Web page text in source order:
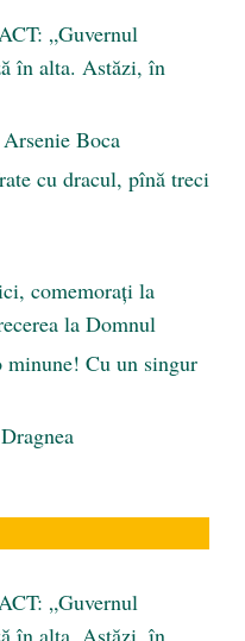
„Guvernul
în alta. Astăzi, în
Boca
cu dracul, pînă treci
comemorați la
la Domnul
minune! Cu un singur
„Guvernul
în alta. Astăzi, în